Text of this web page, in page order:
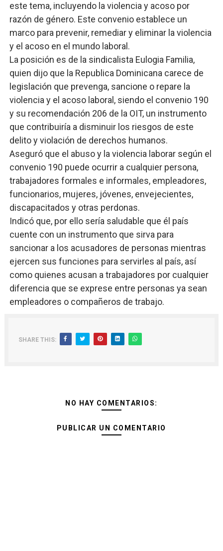
este tema, incluyendo la violencia y acoso por
razón de género. Este convenio establece un
marco para prevenir, remediar y eliminar la violencia
y el acoso en el mundo laboral.
La posición es de la sindicalista Eulogia Familia,
quien dijo que la Republica Dominicana carece de
legislación que prevenga, sancione o repare la
violencia y el acoso laboral, siendo el convenio 190
y su recomendación 206 de la OIT, un instrumento
que contribuiría a disminuir los riesgos de este
delito y violación de derechos humanos.
Aseguró que el abuso y la violencia laborar según el
convenio 190 puede ocurrir a cualquier persona,
trabajadores formales e informales, empleadores,
funcionarios, mujeres, jóvenes, envejecientes,
discapacitados y otras perdonas.
Indicó que, por ello sería saludable que él país
cuente con un instrumento que sirva para
sancionar a los acusadores de personas mientras
ejercen sus funciones para servirles al país, así
como quienes acusan a trabajadores por cualquier
diferencia que se exprese entre personas ya sean
empleadores o compañeros de trabajo.
SHARE THIS:
NO HAY COMENTARIOS:
PUBLICAR UN COMENTARIO